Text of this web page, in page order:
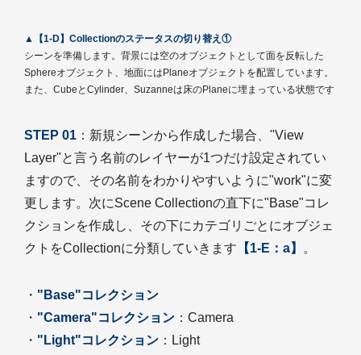
▲【1-D】Collectionのステータスの切り替え①
シーンを準備します。背景には空のオブジェクトとして面を反転した
Sphereオブジェクト、地面にはPlaneオブジェクトを配置しています。
また、CubeとCylinder、Suzanneは床のPlaneに埋まっている状態です
STEP 01 ：新規シーンから作成した場合、"View
Layer"と言う名前のレイヤーが1つだけ設定されてい
ますので、その名前をわかりやすいように"work"に変
更します。次にScene Collectionの直下に"Base"コレ
クションを作成し、その下にカテゴリごとにオブジェ
クトをCollectionに分類していきます 【1-E：a】 。
・ "Base"コレクション
・ "Camera"コレクション ：Camera
・ "Light"コレクション ：Light